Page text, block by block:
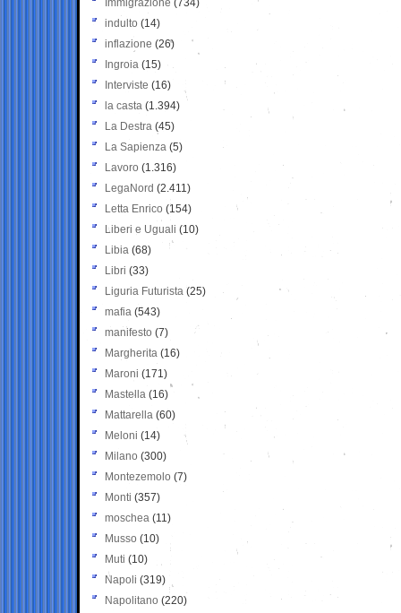
Immigrazione (734)
indulto (14)
inflazione (26)
Ingroia (15)
Interviste (16)
la casta (1.394)
La Destra (45)
La Sapienza (5)
Lavoro (1.316)
LegaNord (2.411)
Letta Enrico (154)
Liberi e Uguali (10)
Libia (68)
Libri (33)
Liguria Futurista (25)
mafia (543)
manifesto (7)
Margherita (16)
Maroni (171)
Mastella (16)
Mattarella (60)
Meloni (14)
Milano (300)
Montezemolo (7)
Monti (357)
moschea (11)
Musso (10)
Muti (10)
Napoli (319)
Napolitano (220)